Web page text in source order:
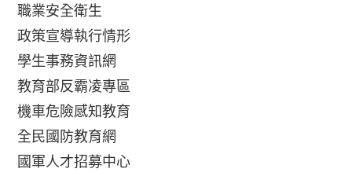
職業安全衛生
政策宣導執行情形
學生事務資訊網
教育部反霸凌專區
機車危險感知教育
全民國防教育網
國軍人才招募中心